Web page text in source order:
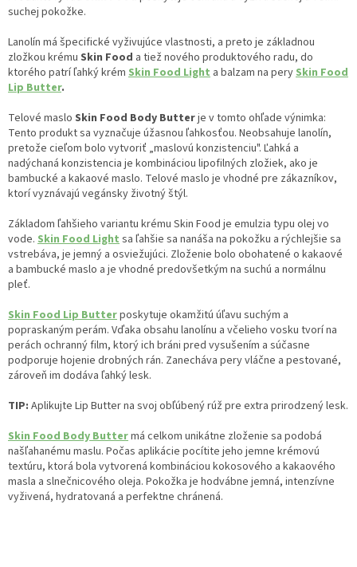
suchej pokožke.
Lanolín má špecifické vyživujúce vlastnosti, a preto je základnou
zložkou krému Skin Food a tiež nového produktového radu, do
ktorého patrí ľahký krém Skin Food Light a balzam na pery Skin Food
Lip Butter.
Telové maslo Skin Food Body Butterje v tomto ohľade výnimka:
Tento produkt sa vyznačuje úžasnou ľahkosťou. Neobsahuje lanolín,
pretože cieľom bolo vytvoriť „maslovú konzistenciu". Ľahká a
nadýchaná konzistencia je kombináciou lipofilných zložiek, ako je
bambucké a kakaové maslo. Telové maslo je vhodné pre zákazníkov,
ktorí vyznávajú vegánsky životný štýl.
Základom ľahšieho variantu krému Skin Food je emulzia typu olej vo
vode. Skin Food Light sa ľahšie sa nanáša na pokožku a rýchlejšie sa
vstrebáva, je jemný a osviežujúci. Zloženie bolo obohatené o kakaové
a bambucké maslo a je vhodné predovšetkým na suchú a normálnu
pleť.
Skin Food Lip Butterposkytuje okamžitú úľavu suchým a
popraskaným perám. Vďaka obsahu lanolínu a včelieho vosku tvorí na
perách ochranný film, ktorý ich bráni pred vysušením a súčasne
podporuje hojenie drobných rán. Zanecháva pery vláčne a pestované,
zároveň im dodáva ľahký lesk.
TIP: Aplikujte Lip Butter na svoj obľúbený rúž pre extra prirodzený lesk.
Skin Food Body Buttermá celkom unikátne zloženie sa podobá
našľahanému maslu. Počas aplikácie pocítite jeho jemne krémovú
textúru, ktorá bola vytvorená kombináciou kokosového a kakaového
masla a slnečnicového oleja. Pokožka je hodvábne jemná, intenzívne
vyživená, hydratovaná a perfektne chránená.